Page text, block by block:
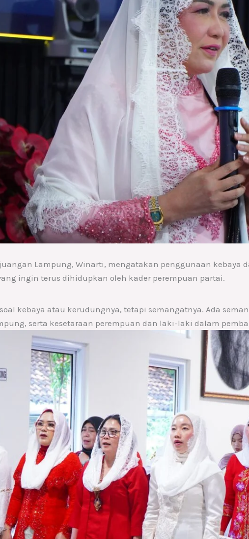
Lampung, Winarti, mengatakan penggunaan
ingin terus dihidupkan oleh kader perempuan partai.
kebaya atau kerudungnya, tetapi semangatnya. Ada
serta kesetaraan perempuan dan laki-laki dalam